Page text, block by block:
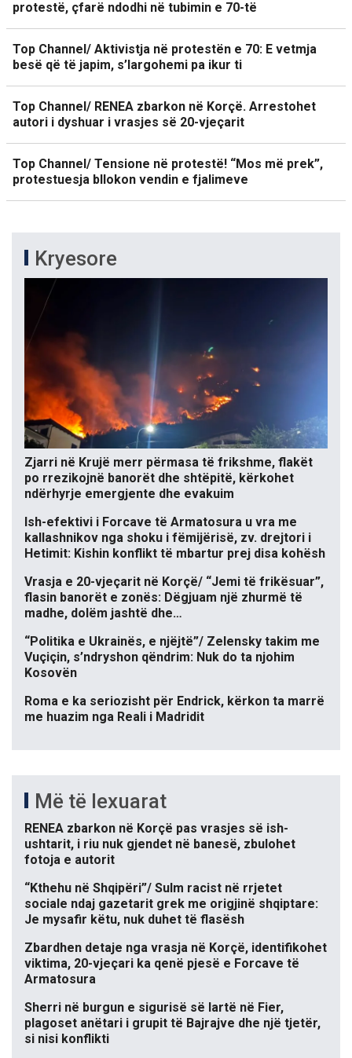
protestë, çfarë ndodhi në tubimin e 70-të
Top Channel/ Aktivistja në protestën e 70: E vetmja
besë që të japim, s’largohemi pa ikur ti
Top Channel/ RENEA zbarkon në Korçë. Arrestohet
autori i dyshuar i vrasjes së 20-vjeçarit
Top Channel/ Tensione në protestë! “Mos më prek”,
protestuesja bllokon vendin e fjalimeve
Kryesore
Zjarri në Krujë merr përmasa të frikshme, flakët
po rrezikojnë banorët dhe shtëpitë, kërkohet
ndërhyrje emergjente dhe evakuim
Ish-efektivi i Forcave të Armatosura u vra me
kallashnikov nga shoku i fëmijërisë, zv. drejtori i
Hetimit: Kishin konflikt të mbartur prej disa kohësh
Vrasja e 20-vjeçarit në Korçë/ “Jemi të frikësuar”,
flasin banorët e zonës: Dëgjuam një zhurmë të
madhe, dolëm jashtë dhe…
“Politika e Ukrainës, e njëjtë”/ Zelensky takim me
Vuçiçin, s’ndryshon qëndrim: Nuk do ta njohim
Kosovën
Roma e ka seriozisht për Endrick, kërkon ta marrë
me huazim nga Reali i Madridit
Më të lexuarat
RENEA zbarkon në Korçë pas vrasjes së ish-
ushtarit, i riu nuk gjendet në banesë, zbulohet
fotoja e autorit
“Kthehu në Shqipëri”/ Sulm racist në rrjetet
sociale ndaj gazetarit grek me origjinë shqiptare:
Je mysafir këtu, nuk duhet të flasësh
Zbardhen detaje nga vrasja në Korçë, identifikohet
viktima, 20-vjeçari ka qenë pjesë e Forcave të
Armatosura
Sherri në burgun e sigurisë së lartë në Fier,
plagoset anëtari i grupit të Bajrajve dhe një tjetër,
si nisi konflikti